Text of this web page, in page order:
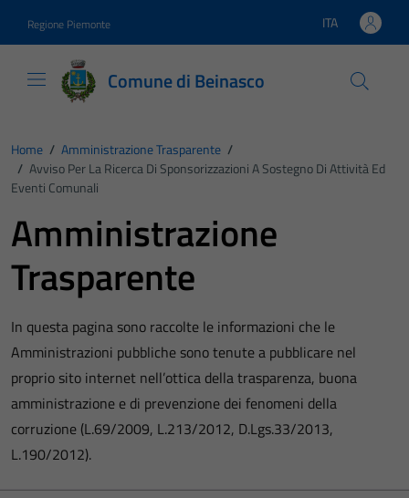
Regione Piemonte Lingua attiva:
ITA
Comune di Beinasco
Home / Amministrazione Trasparente /
/ Avviso Per La Ricerca Di Sponsorizzazioni A Sostegno Di Attività Ed
Eventi Comunali
Amministrazione
Trasparente
In questa pagina sono raccolte le informazioni che le
Amministrazioni pubbliche sono tenute a pubblicare nel
proprio sito internet nell’ottica della trasparenza, buona
amministrazione e di prevenzione dei fenomeni della
corruzione (L.69/2009, L.213/2012, D.Lgs.33/2013,
L.190/2012).